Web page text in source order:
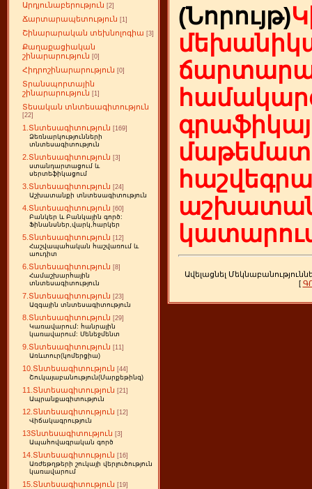
Արդյունաբերություն [2]
Ճարտարապետություն [1]
Շինարարական տեխնոլոգիա [3]
Քաղաքացիական
շինարարություն [0]
Հիդրոշինարարություն [0]
Տրանսպորտային
շինարարություն [1]
Տեսական տնտեսագիտություն
[22]
1.Տնտեսագիտություն [169]
Ձեռնարկությունների
տնտեսագիտություն
2.Տնտեսագիտություն [3]
ստանդարտացում և
սերտեֆիկացում
3.Տնտեսագիտություն [24]
Աշխատանքի տնտեսագիտություն
4.Տնտեսագիտություն [60]
Բանկեր և Բանկային գործ:
Ֆինանսներ,վարկ,հարկեր
5.Տնտեսագիտություն [12]
Հաշվապահական հաշվառում և
աուդիտ
6.Տնտեսագիտություն [8]
Համաշխարհային
տնտեսագիտություն
7.Տնտեսագիտություն [23]
Ազգային տնտեսագիտություն
8.Տնտեսագիտություն [29]
Կառավարում: հանրային
կառավարում: Մենեջմենտ
9.Տնտեսագիտություն [11]
Առևտուր(կոմերցիա)
10.Տնտեսագիտություն [44]
Շուկայաբանություն(Մարքեթինգ)
11.Տնտեսագիտություն [21]
Ապրանքագիտություն
12.Տնտեսագիտություն [12]
Վիճակագրություն
13Տնտեսագիտություն [3]
Ապահովագրական գործ
14.Տնտեսագիտություն [16]
Առժեթղթերի շուկայի վերլուծություն
կառավարում
15.Տնտեսագիտություն [19]
(Նորույթ)
Ավելացնել
[